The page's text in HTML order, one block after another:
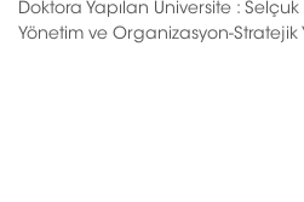
Doktora Yapılan Üniversite : Selçuk
Yönetim ve Organizasyon-Stratejik